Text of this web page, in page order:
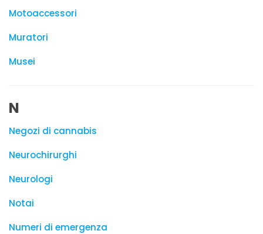
Motoaccessori
Muratori
Musei
N
Negozi di cannabis
Neurochirurghi
Neurologi
Notai
Numeri di emergenza